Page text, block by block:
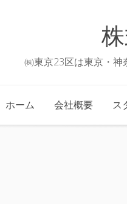
㈱東京23区は東京・
ホーム 会社概要 ス